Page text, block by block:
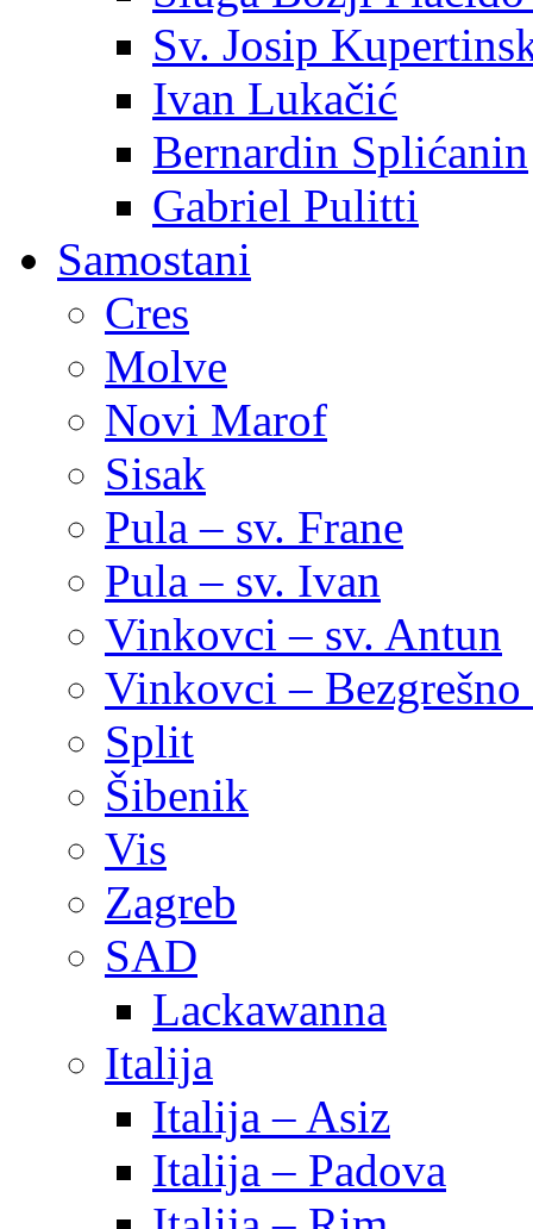
Sv. Josip
Ivan Lukačić
Bernardin Splićanin
Gabriel Pulitti
Samostani
Cres
Molve
Novi Marof
Sisak
Pula – sv. Frane
Pula – sv. Ivan
Vinkovci – sv. Antun
Vinkovci –
Split
Šibenik
Vis
Zagreb
SAD
Lackawanna
Italija
Italija – Asiz
Italija – Padova